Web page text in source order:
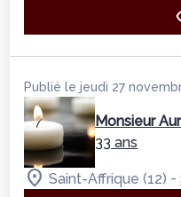
Publié le jeudi 27
Monsieur
33 ans
Saint-Affrique (12) -